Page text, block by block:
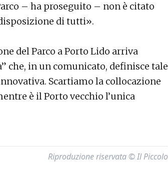
– ha proseguito – non è citato
di tutti».
del Parco a Porto Lido arriva
che, in un comunicato, definisce tale
Scartiamo la collocazione
è il Porto vecchio l’unica
Riproduzione riservata © Il Piccolo